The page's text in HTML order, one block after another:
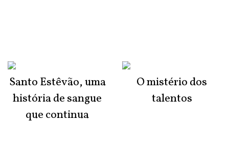
Santo Estêvão, uma
história de sangue
que continua
O mistério dos
talentos